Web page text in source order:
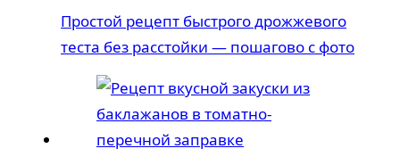
Простой рецепт быстрого дрожжевого
теста без расстойки — пошагово с фото